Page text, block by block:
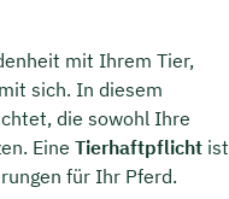
mit Ihrem Tier,
sich. In diesem
die sowohl Ihre
Eine Tierhaftpflicht ist
für Ihr Pferd.